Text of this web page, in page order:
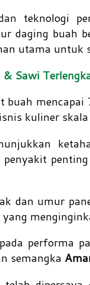
teknologi
daging buah
utama untuk
& Sawi
buah
kuliner skala
penyakit
dan umur
performa
semangka